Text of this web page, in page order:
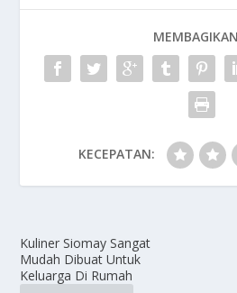
KECEPATAN:
Kuliner Siomay Sangat
Mudah Dibuat Untuk
Keluarga Di Rumah